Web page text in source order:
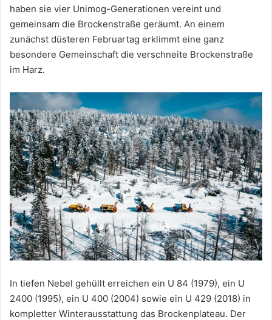
haben sie vier Unimog-Generationen vereint und
gemeinsam die Brockenstraße geräumt. An einem
zunächst düsteren Februartag erklimmt eine ganz
besondere Gemeinschaft die verschneite Brockenstraße
im Harz.
In tiefen Nebel gehüllt erreichen ein U 84 (1979), ein U
2400 (1995), ein U 400 (2004) sowie ein U 429 (2018) in
kompletter Winterausstattung das Brockenplateau. Der